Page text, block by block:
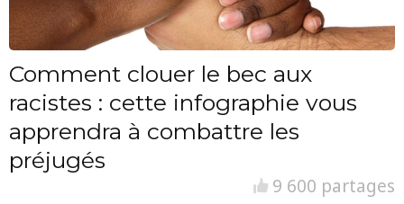
Comment clouer le bec aux
racistes : cette infographie vous
apprendra à combattre les
préjugés
9 600 partages